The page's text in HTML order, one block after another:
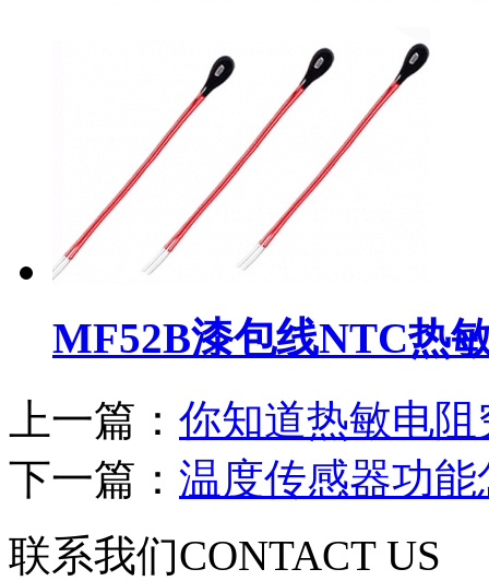
MF52B漆包线NTC热
上一篇： 你知道热敏电
下一篇： 温度传感器功
联系我们CONTACT US